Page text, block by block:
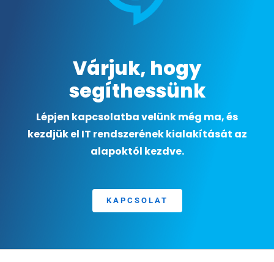
Várjuk, hogy
segíthessünk
Lépjen kapcsolatba velünk még ma, és
kezdjük el IT rendszerének kialakítását az
alapoktól kezdve.
KAPCSOLAT